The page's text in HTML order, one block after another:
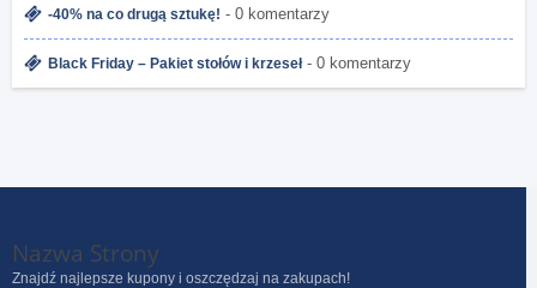
-40% na co drugą sztukę! - 0 komentarzy
Black Friday – Pakiet stołów i krzeseł- 0 komentarzy
Nazwa Strony
Znajdź najlepsze kupony i oszczędzaj na zakupach!